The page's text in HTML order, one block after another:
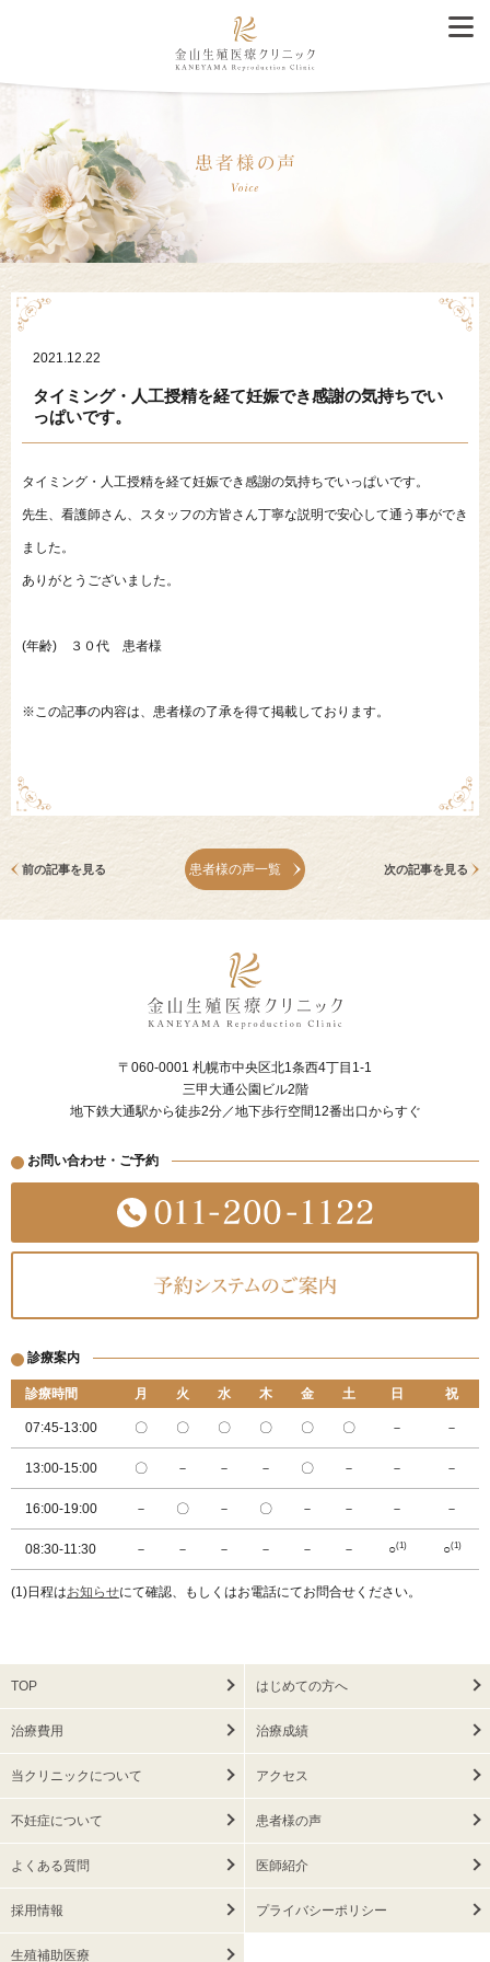
2021.12.22
タイミング・人工授精を経て妊娠でき感謝の気持ちでい
っぱいです。
タイミング・人工授精を経て妊娠でき感謝の気持ちでいっぱいです。
先生、看護師さん、スタッフの方皆さん丁寧な説明で安心して通う事ができ
ました。
ありがとうございました。
(年齢) ３０代 患者様
※この記事の内容は、患者様の了承を得て掲載しております。
前の記事を見る 患者様の声一覧 次の記事を見る
〒060-0001 札幌市中央区北1条西4丁目1-1
三甲大通公園ビル2階
地下鉄大通駅から徒歩2分／地下歩行空間12番出口からすぐ
お問い合わせ・ご予約
診療案内
診療時間 月 火 水 木 金 土 日 祝
07:45-13:00 〇 〇 〇 〇 〇 〇 － －
13:00-15:00 〇 － － － 〇 － － －
16:00-19:00 － 〇 － 〇 － － － －
08:30-11:30 － － － － － － ○(1) ○(1)
(1)日程はお知らせにて確認、もしくはお電話にてお問合せください。
TOP はじめての方へ
治療費用 治療成績
当クリニックについて アクセス
不妊症について 患者様の声
よくある質問 医師紹介
採用情報 プライバシーポリシー
生殖補助医療